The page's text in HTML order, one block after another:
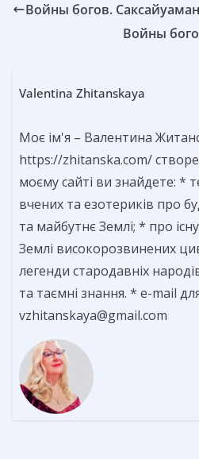
Войны богов.
Войны
Valentina Zhitanskaya
Моє ім'я – Валентина
https://zhitanska.com/
моєму сайті ви знайдете: *
вчених та езотериків про
та майбутнє Землі; * про
Землі високорозвинених
легенди стародавніх
та таємні знання. * e-mail
vzhitanskaya@gmail.com